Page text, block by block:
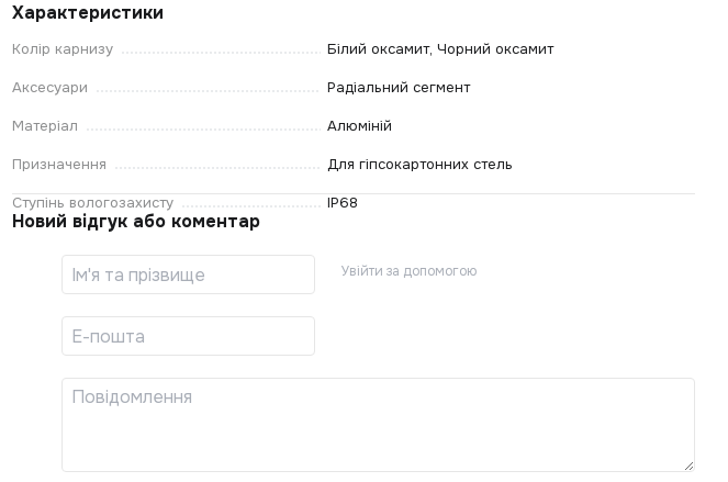
Характеристики
Колір карнизу Білий оксамит, Чорний оксамит
Аксесуари Радіальний сегмент
Матеріал Алюміній
Призначення Для гіпсокартонних стель
Ступінь вологозахисту IP68
Новий відгук або коментар
Увійти за допомогою